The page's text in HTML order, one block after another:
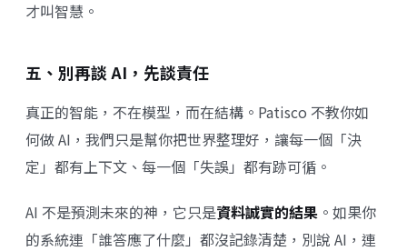
才叫智慧。
五、別再談 AI，先談責任
真正的智能，不在模型，而在結構。Patisco 不教你如
何做 AI，我們只是幫你把世界整理好，讓每一個「決
定」都有上下文、每一個「失誤」都有跡可循。
AI 不是預測未來的神，它只是資料誠實的結果 。如果你
的系統連「誰答應了什麼」都沒記錄清楚，別說 AI，連